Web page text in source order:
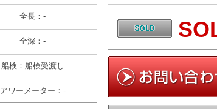
全長：-
全深：-
船検：船検受渡し
アワーメーター：-